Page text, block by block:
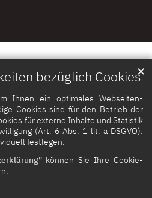
bezüglich Cookies
Ihnen ein optimales Webseiten-
Cookies sind für den Betrieb der
für externe Inhalte und Statistik
(Art. 6 Abs. 1 lit. a DSGVO).
festlegen.
können Sie Ihre Cookie-
✕